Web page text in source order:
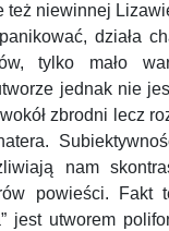
też niewinnej
działa
tylko mało
jednak nie
zbrodni lecz
nam
powieści. Fakt
jest utworem